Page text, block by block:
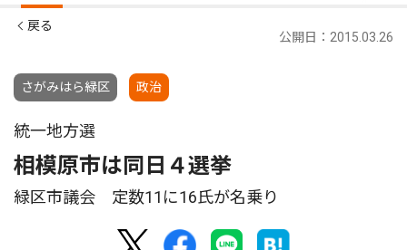
戻る
さがみはら緑区 政治
公開日：2015.03.26
統一地方選
相模原市は同日４選挙
緑区市議会 定数11に16氏が名乗り